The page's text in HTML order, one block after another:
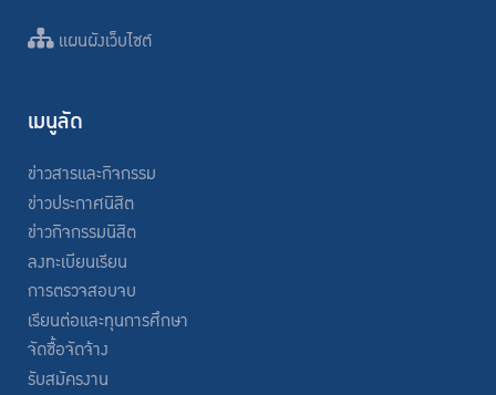
แผนผังเว็บไซต์
เมนูลัด
ข่าวสารและกิจกรรม
ข่าวประกาศนิสิต
ข่าวกิจกรรมนิสิต
ลงทะเบียนเรียน
การตรวจสอบจบ
เรียนต่อและทุนการศึกษา
จัดซื้อจัดจ้าง
รับสมัครงาน